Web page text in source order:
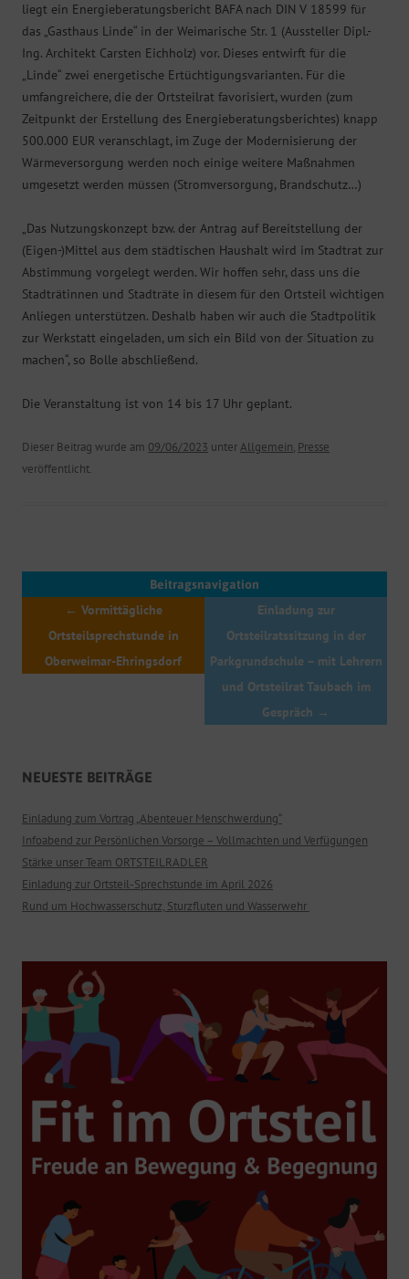
liegt ein Energieberatungsbericht BAFA nach DIN V 18599 für
das „Gasthaus Linde“ in der Weimarische Str. 1 (Aussteller Dipl.-
Ing. Architekt Carsten Eichholz) vor. Dieses entwirft für die
„Linde“ zwei energetische Ertüchtigungsvarianten. Für die
umfangreichere, die der Ortsteilrat favorisiert, wurden (zum
Zeitpunkt der Erstellung des Energieberatungsberichtes) knapp
500.000 EUR veranschlagt, im Zuge der Modernisierung der
Wärmeversorgung werden noch einige weitere Maßnahmen
umgesetzt werden müssen (Stromversorgung, Brandschutz…)
„Das Nutzungskonzept bzw. der Antrag auf Bereitstellung der
(Eigen-)Mittel aus dem städtischen Haushalt wird im Stadtrat zur
Abstimmung vorgelegt werden. Wir hoffen sehr, dass uns die
Stadträtinnen und Stadträte in diesem für den Ortsteil wichtigen
Anliegen unterstützen. Deshalb haben wir auch die Stadtpolitik
zur Werkstatt eingeladen, um sich ein Bild von der Situation zu
machen“, so Bolle abschließend.
Die Veranstaltung ist von 14 bis 17 Uhr geplant.
Dieser Beitrag wurde am 09/06/2023 unterAllgemein, Presse
veröffentlicht.
Beitragsnavigation
← Vormittägliche
Ortsteilsprechstunde in
Oberweimar-Ehringsdorf
Einladung zur
Ortsteilratssitzung in der
Parkgrundschule – mit Lehrern
und Ortsteilrat Taubach im
Gespräch →
NEUESTE BEITRÄGE
Einladung zum Vortrag „Abenteuer Menschwerdung“
Infoabend zur Persönlichen Vorsorge – Vollmachten und Verfügungen
Stärke unser Team ORTSTEILRADLER
Einladung zur Ortsteil-Sprechstunde im April 2026
Rund um Hochwasserschutz, Sturzfluten und Wasserwehr